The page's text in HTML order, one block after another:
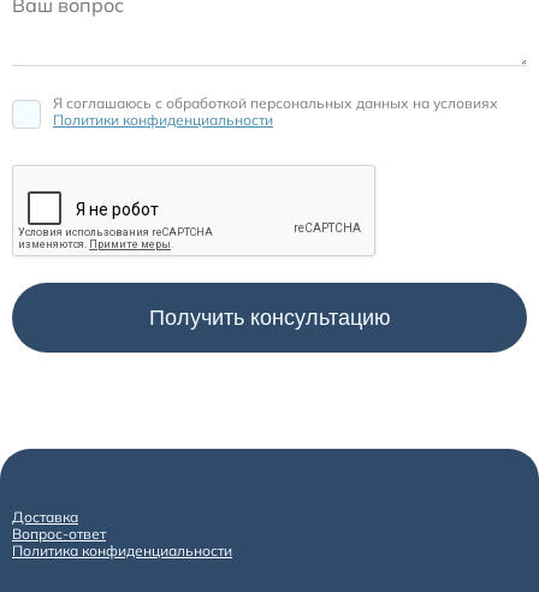
Я соглашаюсь c обработкой персональных данных на условиях
Политики конфиденциальности
Доставка
Вопрос-ответ
Политика конфиденциальности